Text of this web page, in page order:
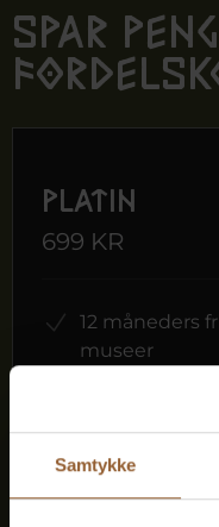
Samtykke
Spar
Platin
699 KR
12 måneders
museer
Kan benyttes